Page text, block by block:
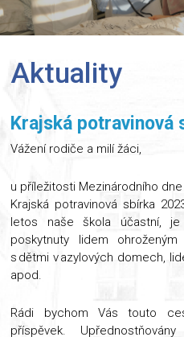
Aktuality
Krajská potravinová
Vážení rodiče a milí žáci,
u příležitosti Mezinárodního
Krajská potravinová sbírka
letos naše škola účastní,
poskytnuty lidem
s dětmi v azylových domech,
apod.
Rádi bychom Vás touto
příspěvek.